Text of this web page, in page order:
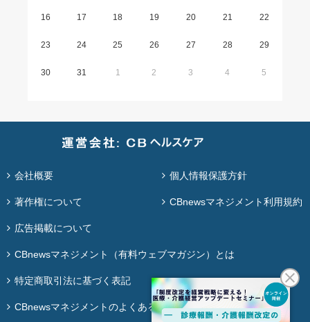
16 17 18 19 20 21 22
23 24 25 26 27 28 29
30 31 1 2 3 4 5
会社概要 個人情報保護方針
著作権について CBnewsマネジメント利用規約
広告掲載について
CBnewsマネジメント（有料ウェブマガジン）とは
特定商取引法に基づく表記
CBnewsマネジメントのよくある質問